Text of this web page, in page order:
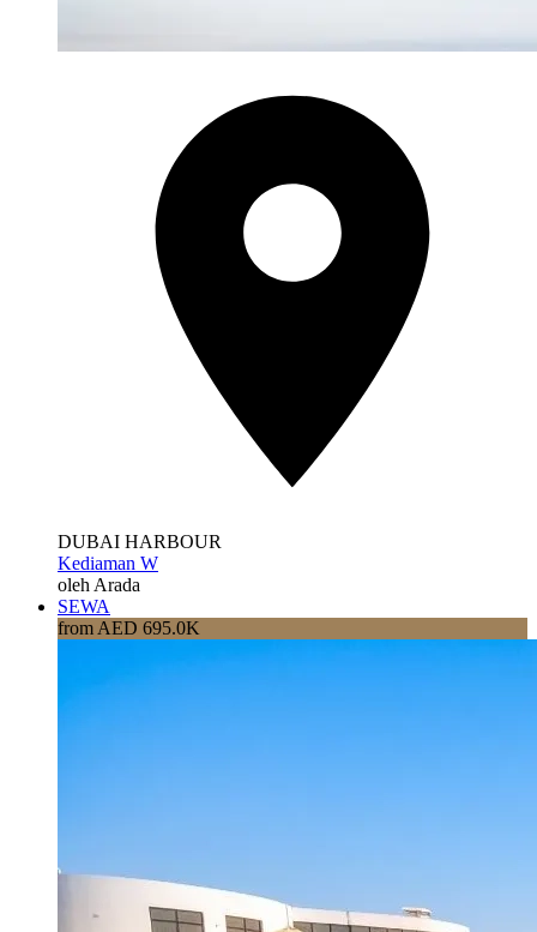
DUBAI HARBOUR
Kediaman W
oleh Arada
SEWA
from AED 695.0K